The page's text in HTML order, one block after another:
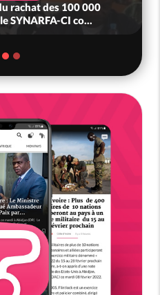
rachat des 100 000
SYNARFA-CI co...